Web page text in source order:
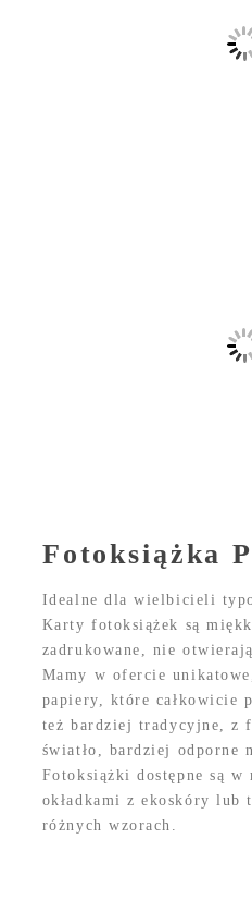
Fotoksiążka
Idealne dla wielbicieli
Karty fotoksiążek są
zadrukowane, nie
Mamy w ofercie
papiery, które całkowicie
też bardziej tradycyjne, z
światło, bardziej odporne
Fotoksiążki dostępne są
okładkami z ekoskóry
różnych wzorach.